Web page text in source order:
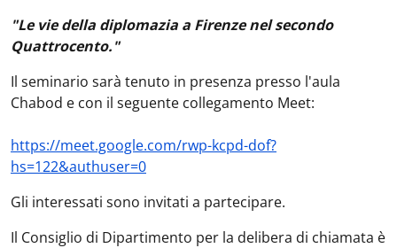
"Le vie della diplomazia a Firenze nel secondo
Quattrocento."
Il seminario sarà tenuto in presenza presso l'aula
Chabod e con il seguente collegamento Meet:
https://meet.google.com/rwp-kcpd-dof?
hs=122&authuser=0
Gli interessati sono invitati a partecipare.
Il Consiglio di Dipartimento per la delibera di chiamata è